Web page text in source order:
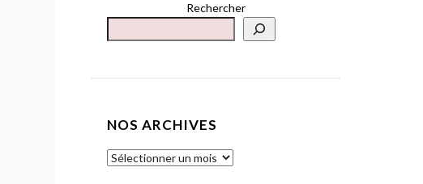
Rechercher
NOS ARCHIVES